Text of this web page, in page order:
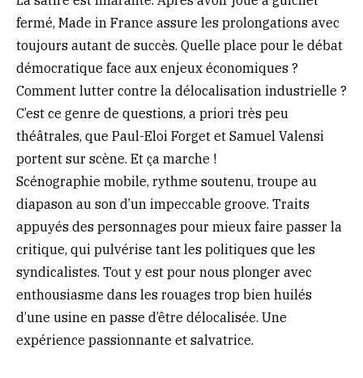
fermé, Made in France assure les prolongations avec
toujours autant de succès. Quelle place pour le débat
démocratique face aux enjeux économiques ?
Comment lutter contre la délocalisation industrielle ?
C’est ce genre de questions, a priori très peu
théâtrales, que Paul-Eloi Forget et Samuel Valensi
portent sur scène. Et ça marche !
Scénographie mobile, rythme soutenu, troupe au
diapason au son d’un impeccable groove. Traits
appuyés des personnages pour mieux faire passer la
critique, qui pulvérise tant les politiques que les
syndicalistes. Tout y est pour nous plonger avec
enthousiasme dans les rouages trop bien huilés
d’une usine en passe d’être délocalisée. Une
expérience passionnante et salvatrice.